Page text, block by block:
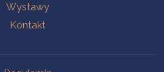
Wystawy
Kontakt